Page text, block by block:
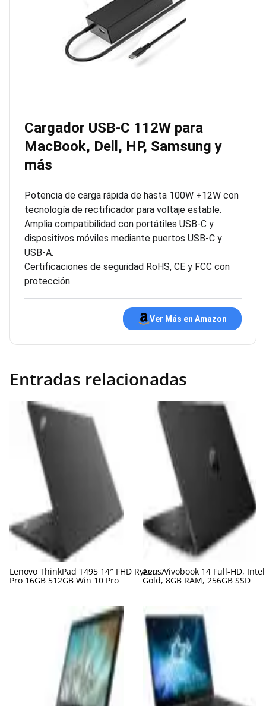
Cargador USB-C 112W para
MacBook, Dell, HP, Samsung y
más
Potencia de carga rápida de hasta 100W +12W con
tecnología de rectificador para voltaje estable.
Amplia compatibilidad con portátiles USB-C y
dispositivos móviles mediante puertos USB-C y
USB-A.
Certificaciones de seguridad RoHS, CE y FCC con
protección
Ver Más en Amazon
Entradas relacionadas
Lenovo ThinkPad T495 14″ FHD Ryzen 7
Pro 16GB 512GB Win 10 Pro
Asus Vivobook 14 Full-HD,
Gold, 8GB RAM, 256GB SSD